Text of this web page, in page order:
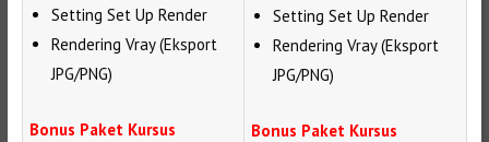
Setting Set Up Render
Rendering Vray (Eksport
JPG/PNG)
Bonus Paket Kursus
Setting Set Up Render
Rendering Vray (Eksport
JPG/PNG)
Bonus Paket Kursus